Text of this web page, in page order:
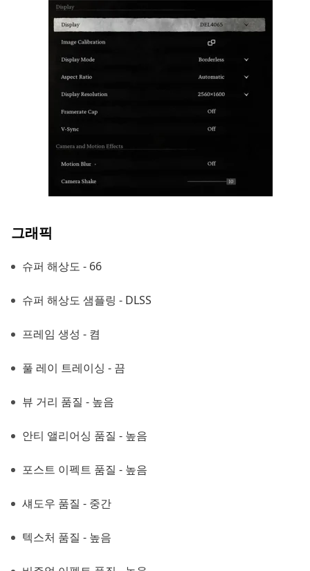
그래픽
슈퍼 해상도 - 66
슈퍼 해상도 샘플링 - DLSS
프레임 생성 - 켬
풀 레이 트레이싱 - 끔
뷰 거리 품질 - 높음
안티 앨리어싱 품질 - 높음
포스트 이펙트 품질 - 높음
섀도우 품질 - 중간
텍스처 품질 - 높음